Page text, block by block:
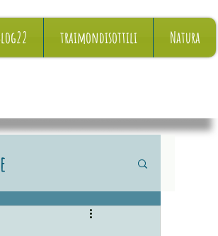
traimondisottili Natura